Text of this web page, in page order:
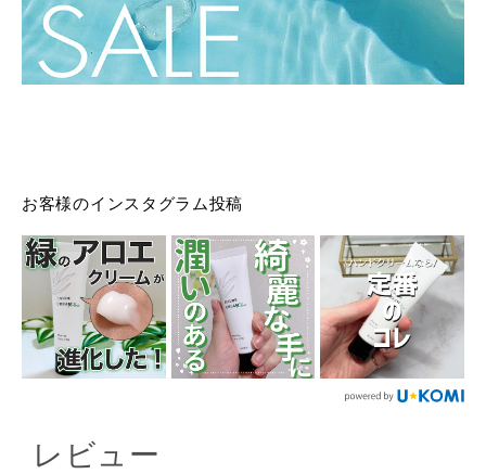
お客様のインスタグラム投稿
レビュー